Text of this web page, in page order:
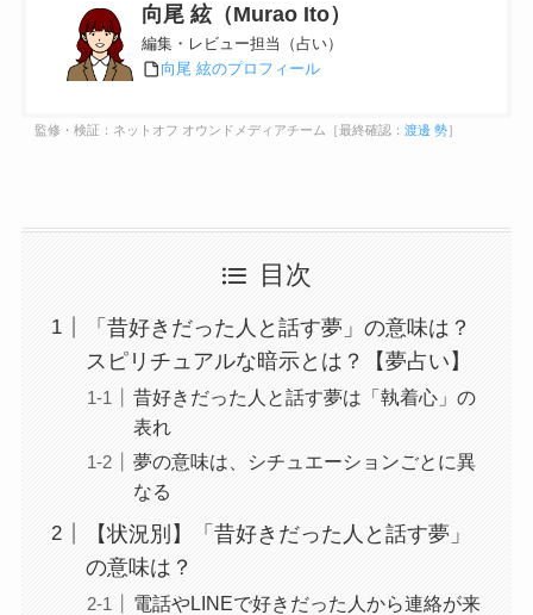
向尾 絃（Murao Ito）
編集・レビュー担当（占い）
向尾 絃のプロフィール
監修・検証：ネットオフ オウンドメディアチーム［最終確認： 渡邊 勢］
目次
「昔好きだった人と話す夢」の意味は？
スピリチュアルな暗示とは？【夢占い】
昔好きだった人と話す夢は「執着心」の
表れ
夢の意味は、シチュエーションごとに異
なる
【状況別】「昔好きだった人と話す夢」
の意味は？
電話やLINEで好きだった人から連絡が来